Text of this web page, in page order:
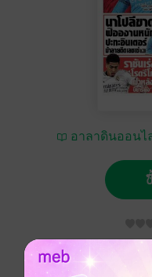
อาลาดินออนไ